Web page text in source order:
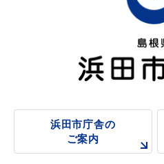
浜田市庁舎の
ご案内